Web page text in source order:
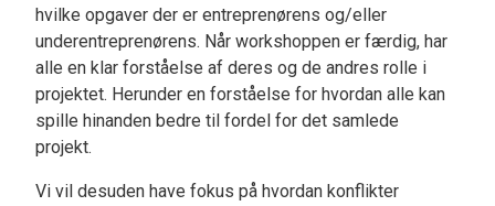
hvilke opgaver der er entreprenørens og/eller
underentreprenørens. Når workshoppen er færdig, har
alle en klar forståelse af deres og de andres rolle i
projektet. Herunder en forståelse for hvordan alle kan
spille hinanden bedre til fordel for det samlede
projekt.
Vi vil desuden have fokus på hvordan konflikter